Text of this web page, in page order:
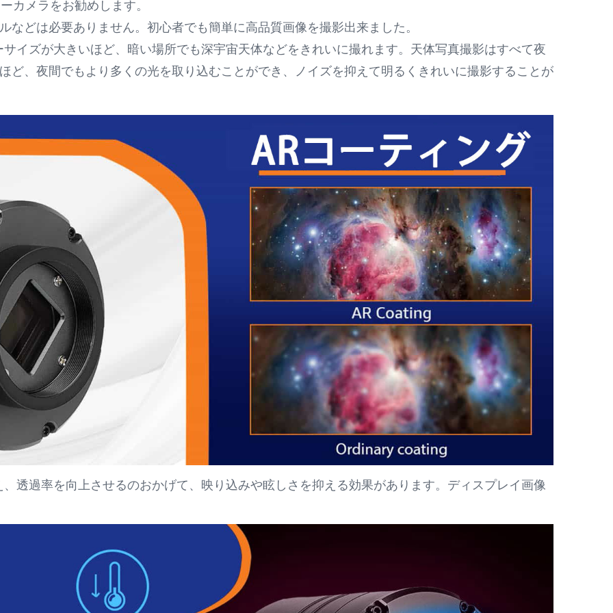
カメラをお勧めします。
などは必要ありません。初心者でも簡単に高品質画像を撮影出来ました。
イズが大きいほど、暗い場所でも深宇宙天体などをきれいに撮れます。天体写真撮影はすべて夜
ど、夜間でもより多くの光を取り込むことができ、ノイズを抑えて明るくきれいに撮影することが
透過率を向上させるのおかげて、映り込みや眩しさを抑える効果があります。ディスプレイ画像